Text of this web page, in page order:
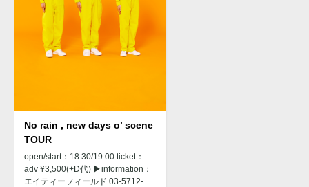
No rain , new days o’ scene
TOUR
open/start：18:30/19:00 ticket：
adv ¥3,500(+D代) ▶︎information：
エイティーフィールド 03-5712-